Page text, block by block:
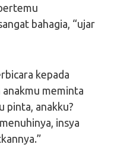
bahagia, “ujar
kepada
anakmu meminta
pinta, anakku?
insya